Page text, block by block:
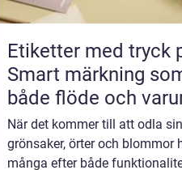
Etiketter med tryck
Smart märkning
både flöde och
När det kommer till att odla
grönsaker, örter och blommor
många efter både